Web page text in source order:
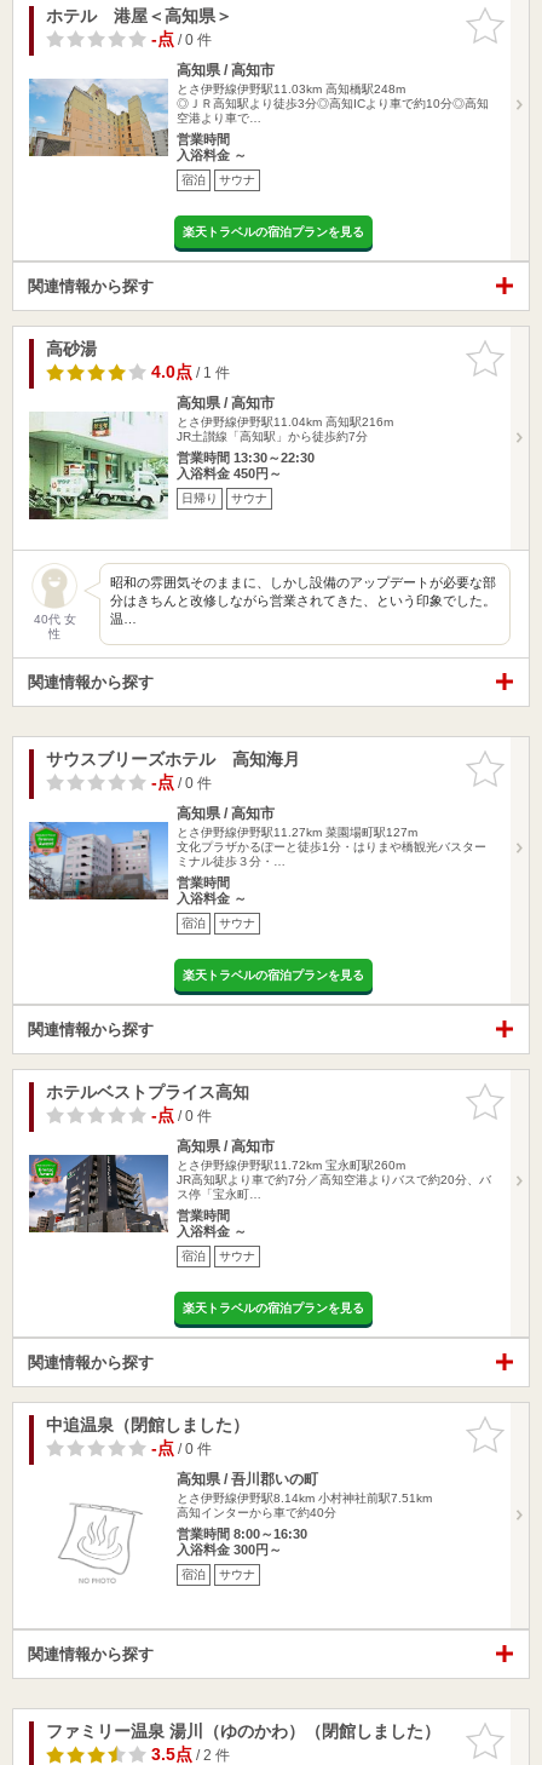
お気に入
りに追加
ホテル 港屋＜高知県＞
-点/ 0 件
高知県 / 高知市
とさ伊野線伊野駅11.03km 高知橋駅248m
◎ＪＲ高知駅より徒歩3分◎高知ICより車で約10分◎高知
空港より車で…
営業時間
入浴料金 ～
宿泊 サウナ
楽天トラベルの宿泊プランを見る
関連情報から探す
お気に入
りに追加
高砂湯
4.0点/ 1 件
高知県 / 高知市
とさ伊野線伊野駅11.04km 高知駅216m
JR土讃線「高知駅」から徒歩約7分
営業時間 13:30～22:30
入浴料金 450円～
日帰り サウナ
40代 女
性
昭和の雰囲気そのままに、しかし設備のアップデートが必要な部
分はきちんと改修しながら営業されてきた、という印象でした。
温…
関連情報から探す
お気に入
りに追加
サウスブリーズホテル 高知海月
-点/ 0 件
高知県 / 高知市
とさ伊野線伊野駅11.27km 菜園場町駅127m
文化プラザかるぽーと徒歩1分・はりまや橋観光バスター
ミナル徒歩３分・…
営業時間
入浴料金 ～
宿泊 サウナ
楽天トラベルの宿泊プランを見る
関連情報から探す
お気に入
りに追加
ホテルベストプライス高知
-点/ 0 件
高知県 / 高知市
とさ伊野線伊野駅11.72km 宝永町駅260m
JR高知駅より車で約7分／高知空港よりバスで約20分、バ
ス停「宝永町…
営業時間
入浴料金 ～
宿泊 サウナ
楽天トラベルの宿泊プランを見る
関連情報から探す
お気に入
りに追加
中追温泉（閉館しました）
-点/ 0 件
高知県 / 吾川郡いの町
とさ伊野線伊野駅8.14km 小村神社前駅7.51km
高知インターから車で約40分
営業時間 8:00～16:30
入浴料金 300円～
宿泊 サウナ
関連情報から探す
お気に入
りに追加
ファミリー温泉 湯川（ゆのかわ）（閉館しました）
3.5点/ 2 件